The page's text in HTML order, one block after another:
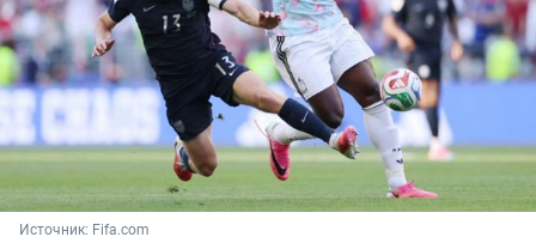
Источник: Fifa.com